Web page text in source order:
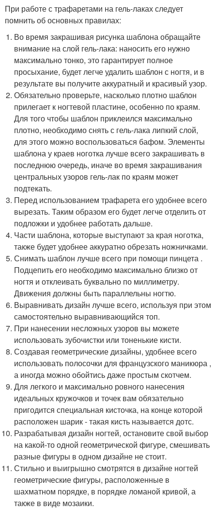
При работе с трафаретами на гель-лаках следует
помнить об основных правилах:
Во время закрашивая рисунка шаблона обращайте
внимание на слой гель-лака: наносить его нужно
максимально тонко, это гарантирует полное
просыхание, будет легче удалить шаблон с ногтя, и в
результате вы получите аккуратный и красивый узор.
Обязательно проверьте, насколько плотно шаблон
прилегает к ногтевой пластине, особенно по краям.
Для того чтобы шаблон приклеился максимально
плотно, необходимо снять с гель-лака липкий слой,
для этого можно воспользоваться бафом. Элементы
шаблона у краев ноготка лучше всего закрашивать в
последнюю очередь, иначе во время закрашивания
центральных узоров гель-лак по краям может
подтекать.
Перед использованием трафарета его удобнее всего
вырезать. Таким образом его будет легче отделить от
подложки и удобнее работать дальше.
Части шаблона, которые выступают за края ноготка,
также будет удобнее аккуратно обрезать ножничками.
Снимать шаблон лучше всего при помощи пинцета .
Подцепить его необходимо максимально близко от
ногтя и отклеивать буквально по миллиметру.
Движения должны быть параллельны ногтю.
Выравнивать дизайн лучше всего, используя при этом
самостоятельно выравнивающийся топ.
При нанесении несложных узоров вы можете
использовать зубочистки или тоненькие кисти.
Создавая геометрические дизайны, удобнее всего
использовать полосочки для французского маникюра ,
а иногда можно обойтись даже простым скотчем.
Для легкого и максимально ровного нанесения
идеальных кружочков и точек вам обязательно
пригодится специальная кисточка, на конце которой
расположен шарик - такая кисть называется дотс.
Разрабатывая дизайн ногтей, остановите свой выбор
на какой-то одной геометрической фигуре, смешивать
разные фигуры в одном дизайне не стоит.
Стильно и выигрышно смотрятся в дизайне ногтей
геометрические фигуры, расположенные в
шахматном порядке, в порядке ломаной кривой, а
также в виде мозаики.